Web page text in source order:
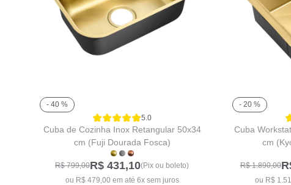
- 40 %
5.0
Cuba de Cozinha Inox Retangular 50x34
cm (Fuji Dourada Fosca)
R$ 799,00R$ 431,10(Pix ou boleto)
ou R$ 479,00 em até 6x sem juros
- 20 %
Cuba
cm
R$ 1.890,00
ou R$